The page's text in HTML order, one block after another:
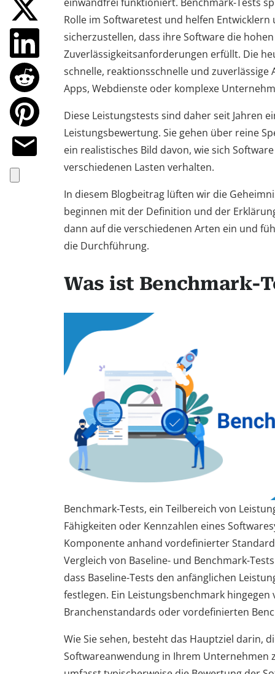
Rolle im Softwaretest und helfen
sicherzustellen, dass ihre Software die
Zuverlässigkeitsanforderungen erfüllt. Die
schnelle, reaktionsschnelle und zuverlässige
Apps, Webdienste oder komplexe
Diese Leistungstests sind daher seit Jahren
Leistungsbewertung. Sie gehen über reine
ein realistisches Bild davon, wie sich
verschiedenen Lasten verhalten.
In diesem Blogbeitrag lüften wir die
beginnen mit der Definition und der
dann auf die verschiedenen Arten ein und
die Durchführung.
Was ist Benchmark-
Benchmark-Tests, ein Teilbereich von
Fähigkeiten oder Kennzahlen eines
Komponente anhand vordefinierter
Vergleich von Baseline- und Benchmark-
dass Baseline-Tests den anfänglichen
festlegen. Ein Leistungsbenchmark
Branchenstandards oder vordefinierten
Wie Sie sehen, besteht das Hauptziel darin,
Softwareanwendung in Ihrem Unternehmen